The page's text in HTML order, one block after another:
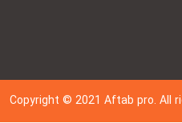
Copyright © 202 1Aftab pro. All